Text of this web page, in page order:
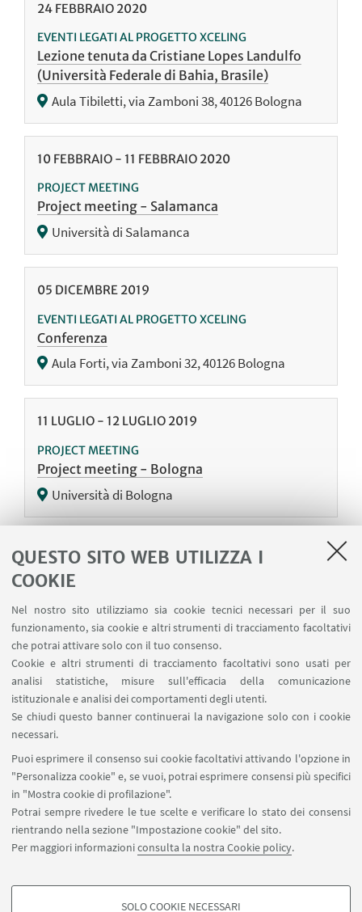
QUESTO SITO WEB UTILIZZA I
COOKIE
Nel nostro sito utilizziamo sia cookie tecnici necessari per il suo
funzionamento, sia cookie e altri strumenti di tracciamento facoltativi
che potrai attivare solo con il tuo consenso.
Cookie e altri strumenti di tracciamento facoltativi sono usati per
analisi statistiche, misure sull'efficacia della comunicazione
istituzionale e analisi dei comportamenti degli utenti.
Se chiudi questo banner continuerai la navigazione solo con i cookie
necessari.
Puoi esprimere il consenso sui cookie facoltativi attivando l'opzione in
"Personalizza cookie" e, se vuoi, potrai esprimere consensi più specifici
in "Mostra cookie di profilazione".
Potrai sempre rivedere le tue scelte e verificare lo stato dei consensi
rientrando nella sezione "Impostazione cookie" del sito.
Per maggiori informazioniconsulta la nostra Cookie policy.
SOLO COOKIE NECESSARI
24 FEBBRAIO 2020
EVENTI LEGATI AL PROGETTO XCELING
Lezione tenuta da Cristiane Lopes Landulfo
(Università Federale di Bahia, Brasile)
Aula Tibiletti, via Zamboni 38, 40126 Bologna
10 FEBBRAIO - 11 FEBBRAIO 2020
PROJECT MEETING
Project meeting - Salamanca
Università di Salamanca
05 DICEMBRE 2019
EVENTI LEGATI AL PROGETTO XCELING
Conferenza
Aula Forti, via Zamboni 32, 40126 Bologna
11 LUGLIO - 12 LUGLIO 2019
PROJECT MEETING
Project meeting - Bologna
Università di Bologna
10MAGGIO2019
EVENTI LEGATI AL PROGETTO XCELING
(Università di Bologna)
Aula Pascoli, via Zamboni 32, 40126 Bologna
06APRILE-11APRILE2019
MINIA, 6-11 APRILE 2019
come lingua straniera
Minia University
Successivi
1 2